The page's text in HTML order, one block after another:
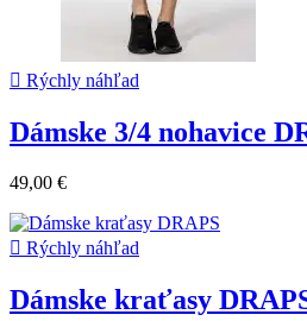
 Rýchly náhľad
Dámske 3/4 nohavice
49,00 €
 Rýchly náhľad
Dámske kraťasy